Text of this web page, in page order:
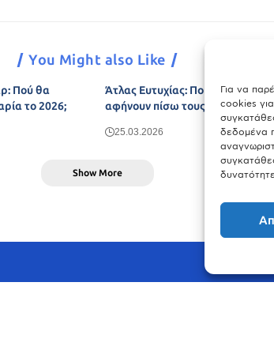
Για να
cookies
δεδομένα
You Might also Like
Πού θα
το 2026;
Άτλας Ευτυχίας: Ποιες πόλεις
αφήνουν πίσω τους το Μόναχο;
25.03.2026
Show More